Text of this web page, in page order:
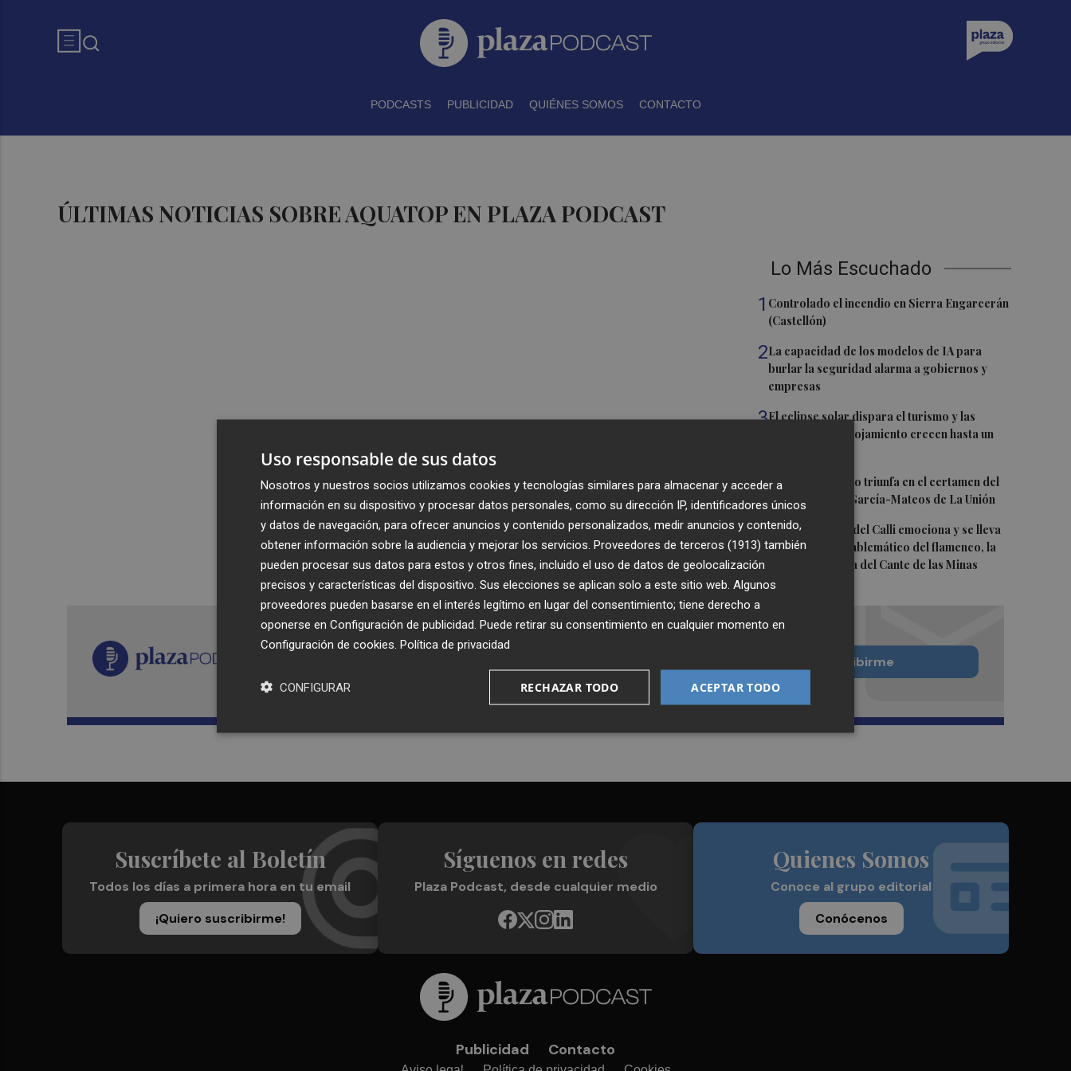
PODCASTS PUBLICIDAD QUIÉNES SOMOS CONTACTO
ÚLTIMAS NOTICIAS SOBRE AQUATOP EN PLAZA PODCAST
Lo Más Escuchado
1 Controlado el incendio en Sierra Engarcerán
(Castellón)
2La capacidad de los modelos de IA para
burlar la seguridad alarma a gobiernos y
empresas
3El eclipse solar dispara el turismo y las
búsquedas de alojamiento crecen hasta un
4El cubano Papillo triunfa en el certamen del
Trovo Pascual García-Mateos de La Unión
5El cantaor Rafa del Calli emociona y se lleva
el trofeo más emblemático del flamenco, la
Lámpara Minera del Cante de las Minas
Recibe toda la actualidad de
Plaza Podcast en tu correo
Quiero suscribirme
Suscríbete al Boletín
Todos los días a primera hora en tu email
¡Quiero suscribirme!
Síguenos en redes
Plaza Podcast, desde cualquier medio
Quienes Somos
Conoce al grupo editorial
Conócenos
Publicidad Contacto
Uso responsable de sus datos
Nosotros y nuestros socios utilizamos cookies y tecnologías similares para almacenar y acceder a
información en su dispositivo y procesar datos personales, como su dirección IP, identificadores únicos
y datos de navegación, para ofrecer anuncios y contenido personalizados, medir anuncios y contenido,
obtener información sobre la audiencia y mejorar los servicios. Proveedores de terceros (1913) también
pueden procesar sus datos para estos y otros fines, incluido el uso de datos de geolocalización
precisos y características del dispositivo. Sus elecciones se aplican solo a este sitio web. Algunos
proveedores pueden basarse en el interés legítimo en lugar del consentimiento; tiene derecho a
oponerse en Configuración de publicidad . Puede retirar su consentimiento en cualquier momento en
Configuración de cookies Política de privacidad
ACEPTAR TODO
RECHAZAR TODO
CONFIGURAR